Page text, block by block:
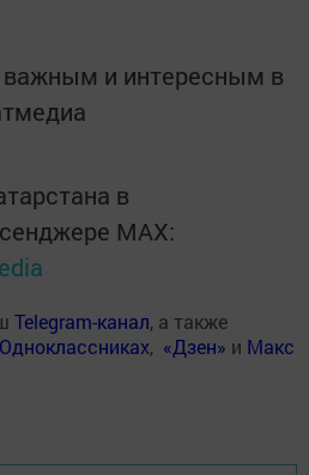
и интересным в
в
MАХ:
Telegram-канал, а также
Одноклассниках, «Дзен» и Макс